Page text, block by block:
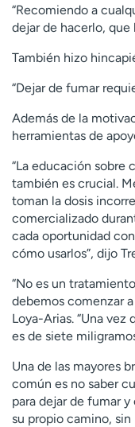
“Recomiendo a
dejar de hacerlo, que
También hizo
“Dejar de fumar
Además de la
herramientas de
“La educación sobre
también es crucial.
toman la dosis
comercializado
cada oportunidad
cómo usarlos”, dijo
“No es un
debemos comenzar
Loya-Arias. “Una vez
es de siete
Una de las mayores
común es no saber
para dejar de fumar
su propio camino,